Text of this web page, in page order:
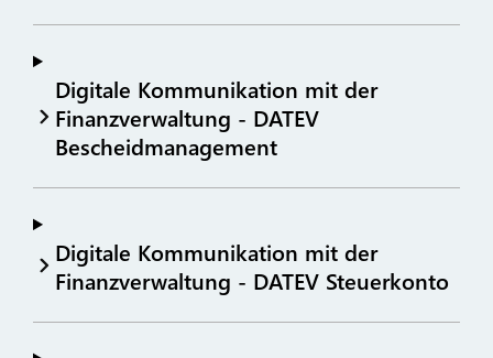
Digitale Kommunikation mit der
Finanzverwaltung - DATEV
Bescheidmanagement
Digitale Kommunikation mit der
Finanzverwaltung - DATEV Steuerkonto